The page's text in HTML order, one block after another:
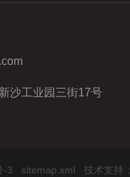
沙工业园三街17号
-3 sitemap.xml 技术支持：